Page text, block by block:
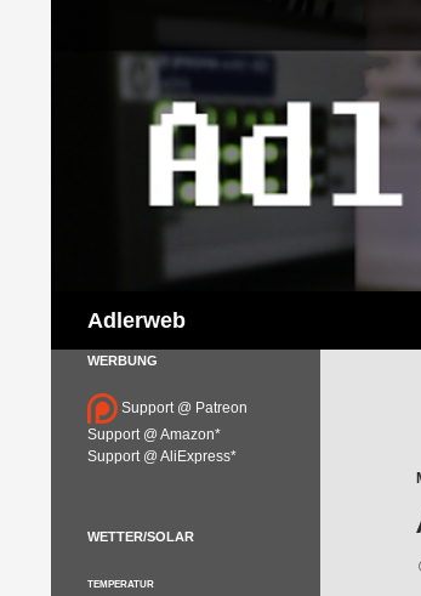
Adlerweb
WERBUNG
Support @ Patreon
Support @ Amazon*
Support @ AliExpress*
WETTER/SOLAR
TEMPERATUR